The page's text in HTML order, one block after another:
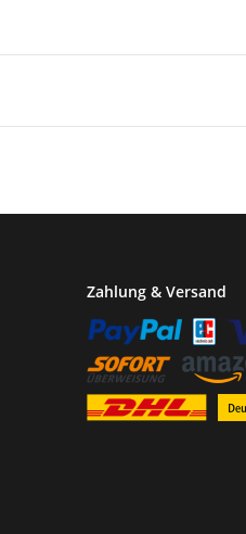
Zahlung & Versand